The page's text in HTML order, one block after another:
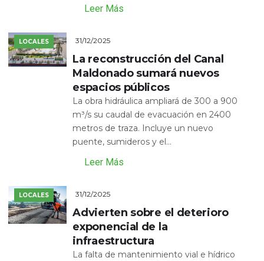
Leer Más
LOCALES 31/12/2025
La reconstrucción del Canal
Maldonado sumará nuevos
espacios públicos
La obra hidráulica ampliará de 300 a 900
m³/s su caudal de evacuación en 2400
metros de traza. Incluye un nuevo
puente, sumideros y el...
Leer Más
LOCALES 31/12/2025
Advierten sobre el deterioro
exponencial de la
infraestructura
La falta de mantenimiento vial e hídrico